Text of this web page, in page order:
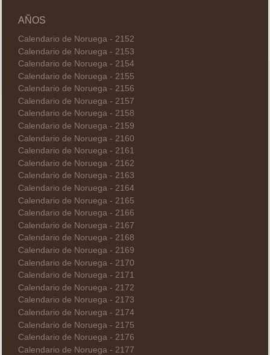
AÑOS
Calendario de Noruega - 2152
Calendario de Noruega - 2153
Calendario de Noruega - 2154
Calendario de Noruega - 2155
Calendario de Noruega - 2156
Calendario de Noruega - 2157
Calendario de Noruega - 2158
Calendario de Noruega - 2159
Calendario de Noruega - 2160
Calendario de Noruega - 2161
Calendario de Noruega - 2162
Calendario de Noruega - 2163
Calendario de Noruega - 2164
Calendario de Noruega - 2165
Calendario de Noruega - 2166
Calendario de Noruega - 2167
Calendario de Noruega - 2168
Calendario de Noruega - 2169
Calendario de Noruega - 2170
Calendario de Noruega - 2171
Calendario de Noruega - 2172
Calendario de Noruega - 2173
Calendario de Noruega - 2174
Calendario de Noruega - 2175
Calendario de Noruega - 2176
Calendario de Noruega - 2177